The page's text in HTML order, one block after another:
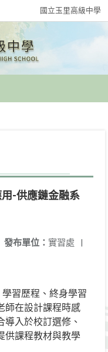
國立玉里高級中學
-供應鏈金融系
發布單位： 實習處 |
習歷程、終身學習
師在設計課程時感
入於校訂選修、
供課程教材與教學